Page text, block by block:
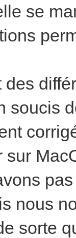
se
soucis
nous
sorte